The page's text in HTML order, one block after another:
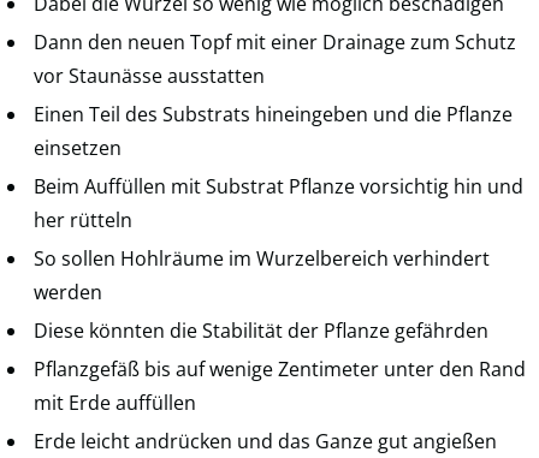
Dann den neuen Topf mit einer Drainage zum Schutz
vor Staunässe ausstatten
Einen Teil des Substrats hineingeben und die Pflanze
einsetzen
Beim Auffüllen mit Substrat Pflanze vorsichtig hin und
her rütteln
So sollen Hohlräume im Wurzelbereich verhindert
werden
Diese könnten die Stabilität der Pflanze gefährden
Pflanzgefäß bis auf wenige Zentimeter unter den Rand
mit Erde auffüllen
Erde leicht andrücken und das Ganze gut angießen